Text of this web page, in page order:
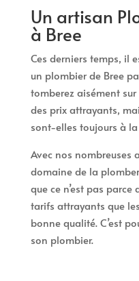
Un artisan
à Bree
Ces derniers temps, il
un plombier de Bree
tomberez aisément
des prix attrayants,
sont-elles toujours à
Avec nos nombreuses
domaine de la
que ce n’est pas parce
tarifs attrayants que
bonne qualité. C’est
son plombier.